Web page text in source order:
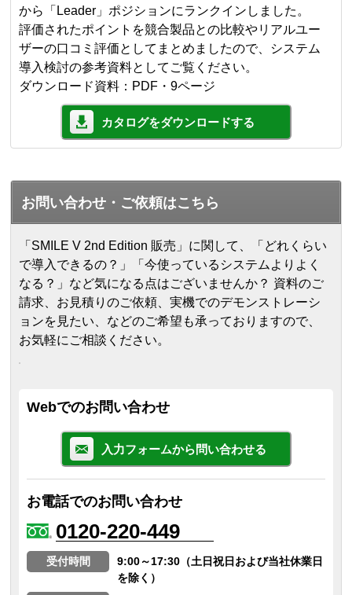
から「Leader」ポジションにランクインしました。
評価されたポイントを競合製品との比較やリアルユー
ザーの口コミ評価としてまとめましたので、システム
導入検討の参考資料としてご覧ください。
ダウンロード資料：PDF・9ページ
カタログをダウンロードする
お問い合わせ・ご依頼はこちら
「SMILE V 2nd Edition 販売」に関して、「どれくらい
で導入できるの？」「今使っているシステムよりよく
なる？」など気になる点はございませんか？ 資料のご
請求、お見積りのご依頼、実機でのデモンストレーシ
ョンを見たい、などのご希望も承っておりますので、
お気軽にご相談ください。
Webでのお問い合わせ
入力フォームから問い合わせる
お電話でのお問い合わせ
0120-220-449
受付時間
9:00～17:30（土日祝日および当社休業日
を除く）